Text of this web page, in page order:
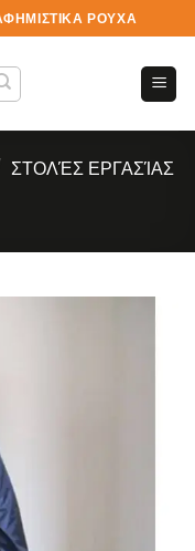
ΡΟΥΧΑ
ΣΤΟΛΈΣ ΕΡΓΑΣΊΑΣ